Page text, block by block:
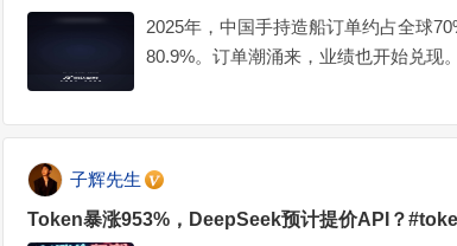
2025年，中国手持造船订单约占全球
80.9%。订单潮涌来，业绩也开始兑现
年净利润约100亿元，松发股份约36
在这一轮周期里集中兑现成了利润。
新船订单
子辉先生
Token暴涨953%，DeepSeek预计提价API？